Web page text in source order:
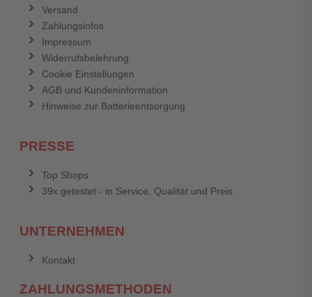
Versand
Zahlungsinfos
Impressum
Widerrufsbelehrung
Cookie Einstellungen
AGB und Kundeninformation
Hinweise zur Batterieentsorgung
PRESSE
Top Shops
39x getestet - in Service, Qualität und Preis
UNTERNEHMEN
Kontakt
ZAHLUNGSMETHODEN